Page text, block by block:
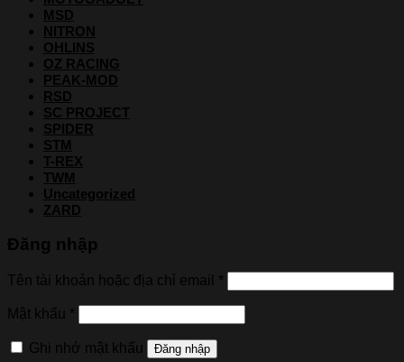
MSD
NITRON
OHLINS
OZ RACING
PEAK-MOD
RSD
SC PROJECT
SPIDER
STM
T-REX
TWM
Uncategorized
ZARD
Đăng nhập
Tên tài khoản hoặc địa chỉ email *
Mật khẩu *
Ghi nhớ mật khẩu Đăng nhập